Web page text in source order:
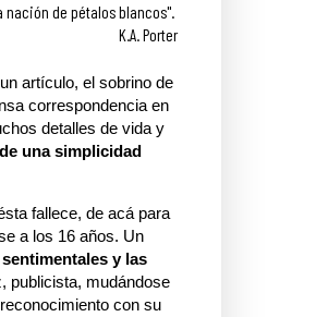
nación de pétalos blancos".
K.A. Porter
artículo, el sobrino de
correspondencia en
detalles de vida y
una simplicidad
fallece, de acá para
a los 16 años. Un
y las
publicista, mudándose
con su